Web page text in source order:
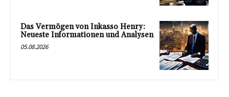
Das Vermögen von Inkasso Henry:
Neueste Informationen und Analysen
05.08.2026